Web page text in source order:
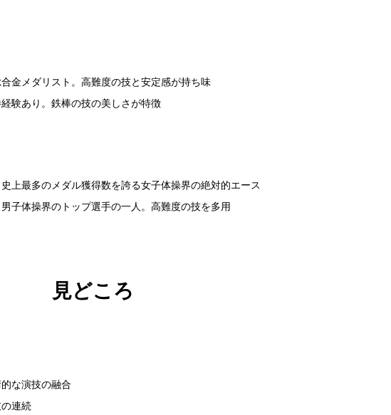
金メダリスト。高難度の技と安定感が持ち味
験あり。鉄棒の技の美しさが特徴
上最多のメダル獲得数を誇る女子体操界の絶対的エース
子体操界のトップ選手の一人。高難度の技を多用
見どころ
な演技の融合
連続